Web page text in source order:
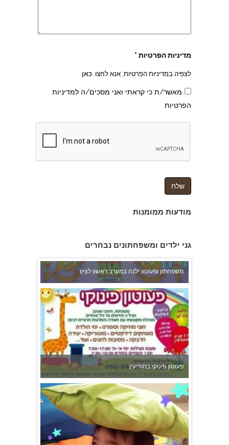
מדיניות הפרטיות *
לצפיה במדיניות הפרטיות, אנא לחצו כאן
מאשר/ת כי קראתי ואני מסכים/ה למדיניות
הפרטיות
מודעות ממומנות
גני ילדים ומשפחתונים נבחרים
משפחתון ופעוטון ילנה במערב ראשון לציון
פעוטון פינוקי במודיעין